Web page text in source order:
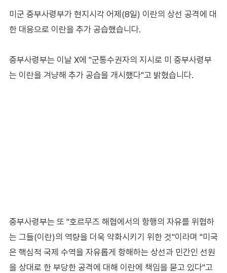
미군 중부사령부가 현지시각 어제(8일) 이란의 상선 공격에 대
한 대응으로 이란을 추가 공습했습니다.
중부사령부는 이날 X에 "군통수권자의 지시로 미 중부사령부
는 이란을 겨냥해 추가 공습을 개시했다"고 밝혔습니다.
중부사령부는 또 "호르무즈 해협에서의 항행의 자유를 위협하
는 그들(이란)의 역량을 더욱 약화시키기 위한 것"이라며 "미국
은 핵심적 국제 수역을 자유롭게 항해하는 상선과 민간인 선원
을 상대로 한 부당한 공격에 대해 이란에 책임을 묻고 있다"고